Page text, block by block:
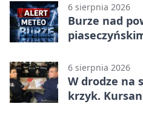
6 sierpnia 2026
Burze nad
6 sierpnia 2026
W drodze na
krzyk.